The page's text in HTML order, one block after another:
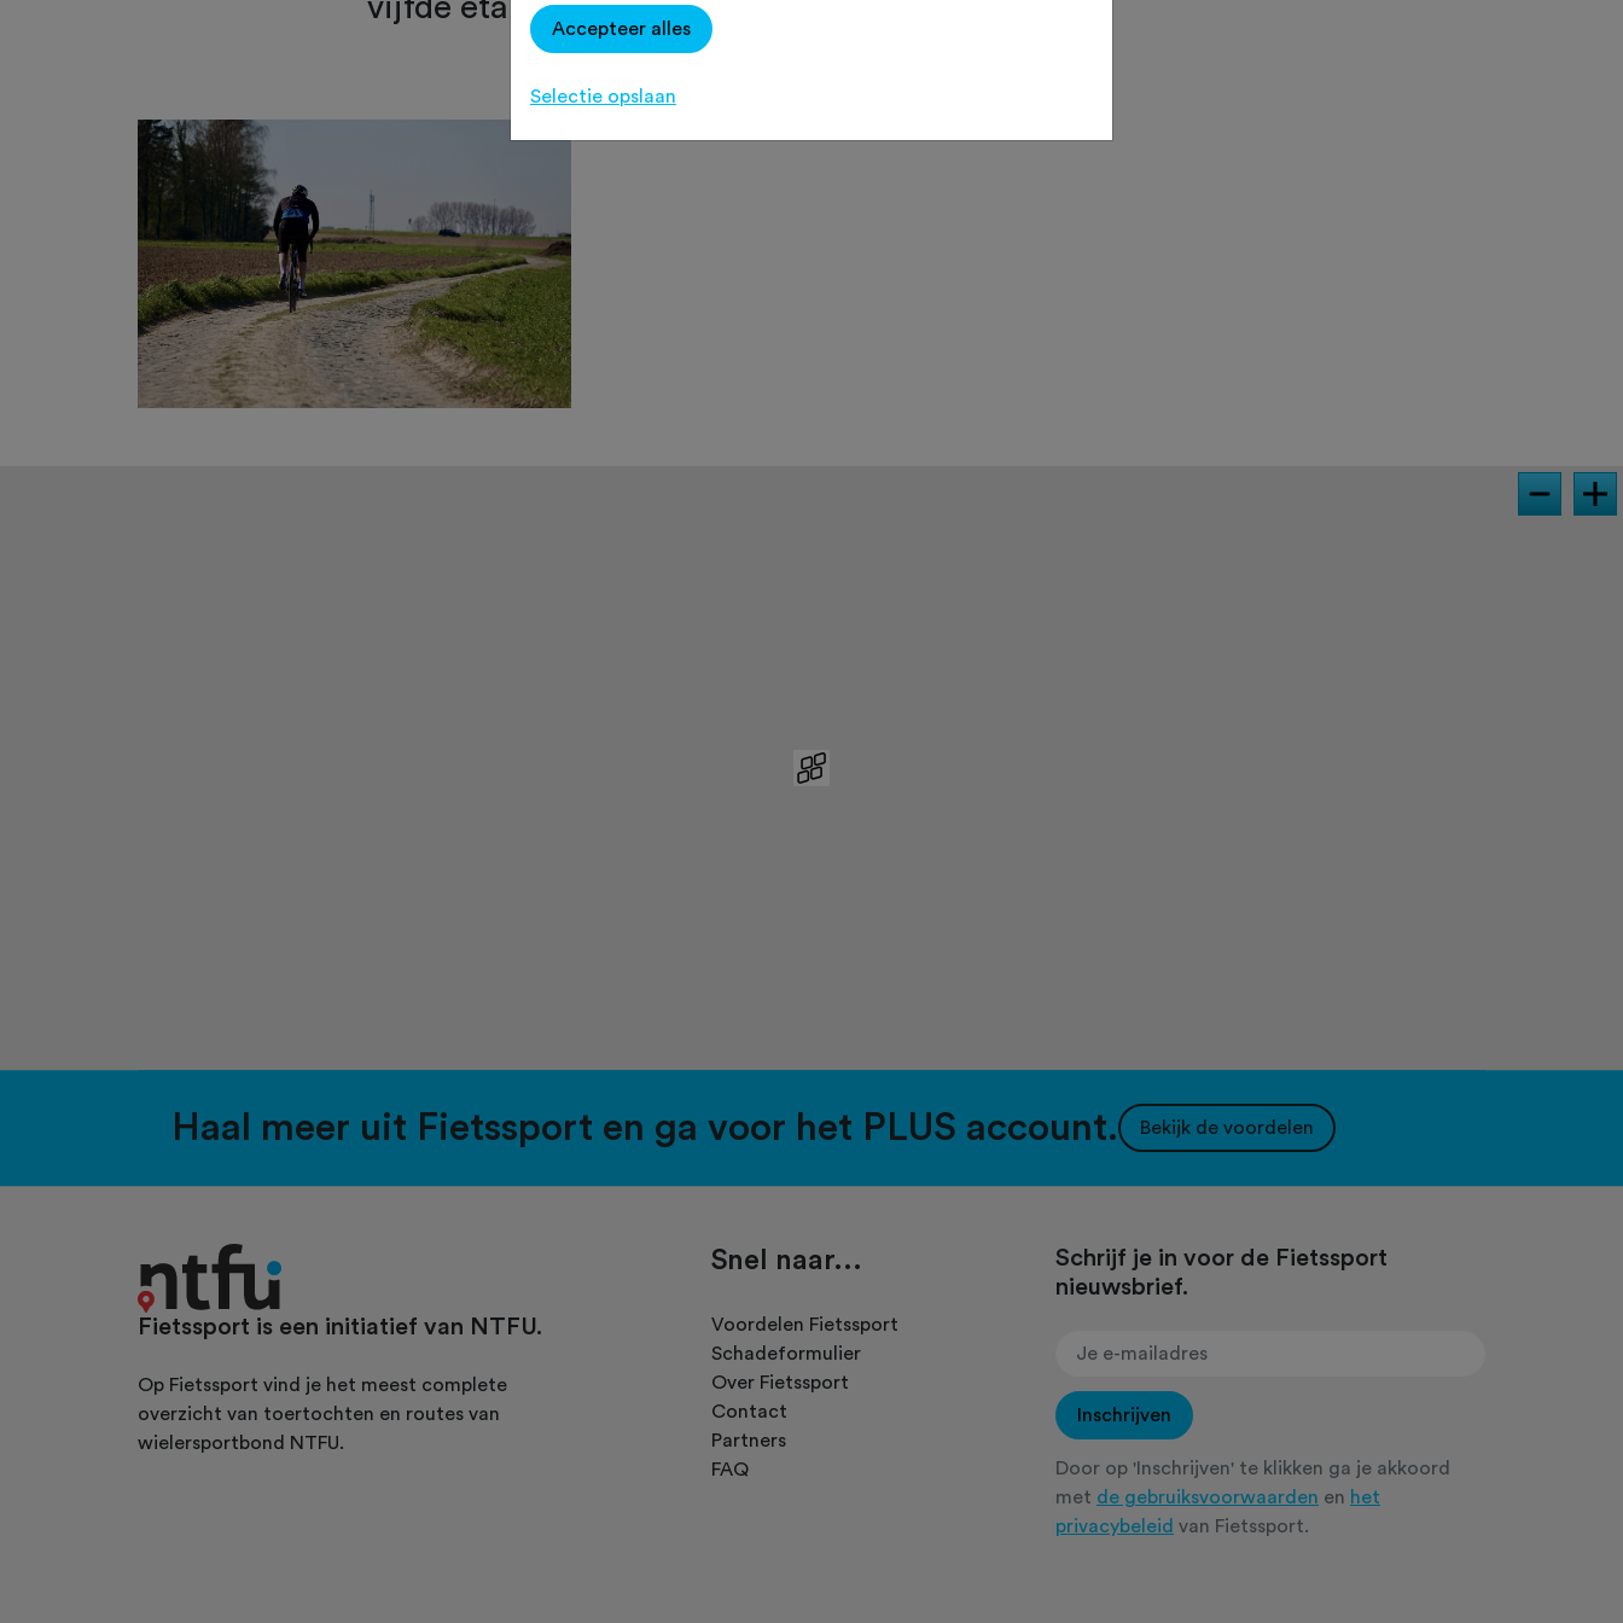
vijfde etappe van de Tour de France.
Haal meer uit Fietssport en ga voor het PLUS account. Bekijk de voordelen
Fietssport is een initiatief van NTFU.
Op Fietssport vind je het meest complete
overzicht van toertochten en routes van
wielersportbond NTFU.
Snel naar...
Voordelen Fietssport
Schadeformulier
Over Fietssport
Contact
Partners
FAQ
Schrijf je in voor de Fietssport
nieuwsbrief.
Inschrijven
Door op 'Inschrijven' te klikken ga je akkoord
met de gebruiksvoorwaarden en het
privacybeleid van Fietssport.
Accepteer alles
Selectie opslaan